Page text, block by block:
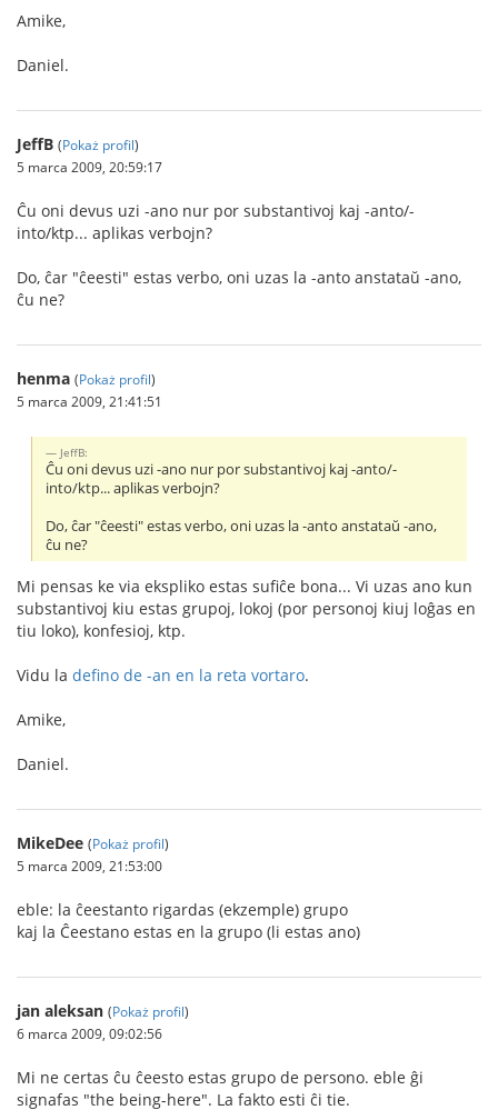
Amike,
Daniel.
JeffB (Pokaż profil)
5 marca 2009, 20:59:17
Ĉu oni devus uzi -ano nur por substantivoj kaj -anto/-
into/ktp... aplikas verbojn?
Do, ĉar "ĉeesti" estas verbo, oni uzas la -anto anstataŭ -ano,
ĉu ne?
henma (Pokaż profil)
5 marca 2009, 21:41:51
JeffB:
Ĉu oni devus uzi -ano nur por substantivoj kaj -anto/-
into/ktp... aplikas verbojn?
Do, ĉar "ĉeesti" estas verbo, oni uzas la -anto anstataŭ -ano,
ĉu ne?
Mi pensas ke via ekspliko estas sufiĉe bona... Vi uzas ano kun
substantivoj kiu estas grupoj, lokoj (por personoj kiuj loĝas en
tiu loko), konfesioj, ktp.
Vidu la defino de -an en la reta vortaro.
Amike,
Daniel.
MikeDee (Pokaż profil)
5 marca 2009, 21:53:00
eble: la ĉeestanto rigardas (ekzemple) grupo
kaj la Ĉeestano estas en la grupo (li estas ano)
jan aleksan (Pokaż profil)
6 marca 2009, 09:02:56
Mi ne certas ĉu ĉeesto estas grupo de persono. eble ĝi
signafas "the being-here". La fakto esti ĉi tie.